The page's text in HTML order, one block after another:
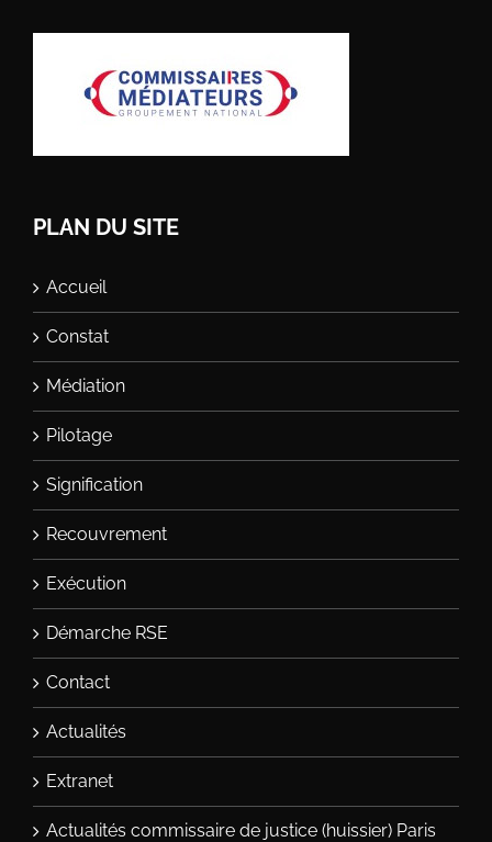
PLAN DU SITE
Accueil
Constat
Médiation
Pilotage
Signification
Recouvrement
Exécution
Démarche RSE
Contact
Actualités
Extranet
Actualités commissaire de justice (huissier) Paris